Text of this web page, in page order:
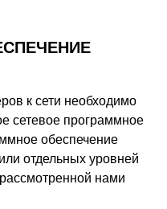
к сети необходимо
сетевое программное
обеспечение
отдельных уровней
нами